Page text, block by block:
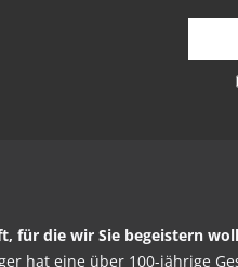
für die wir Sie begeistern
hat eine über 100-jährige